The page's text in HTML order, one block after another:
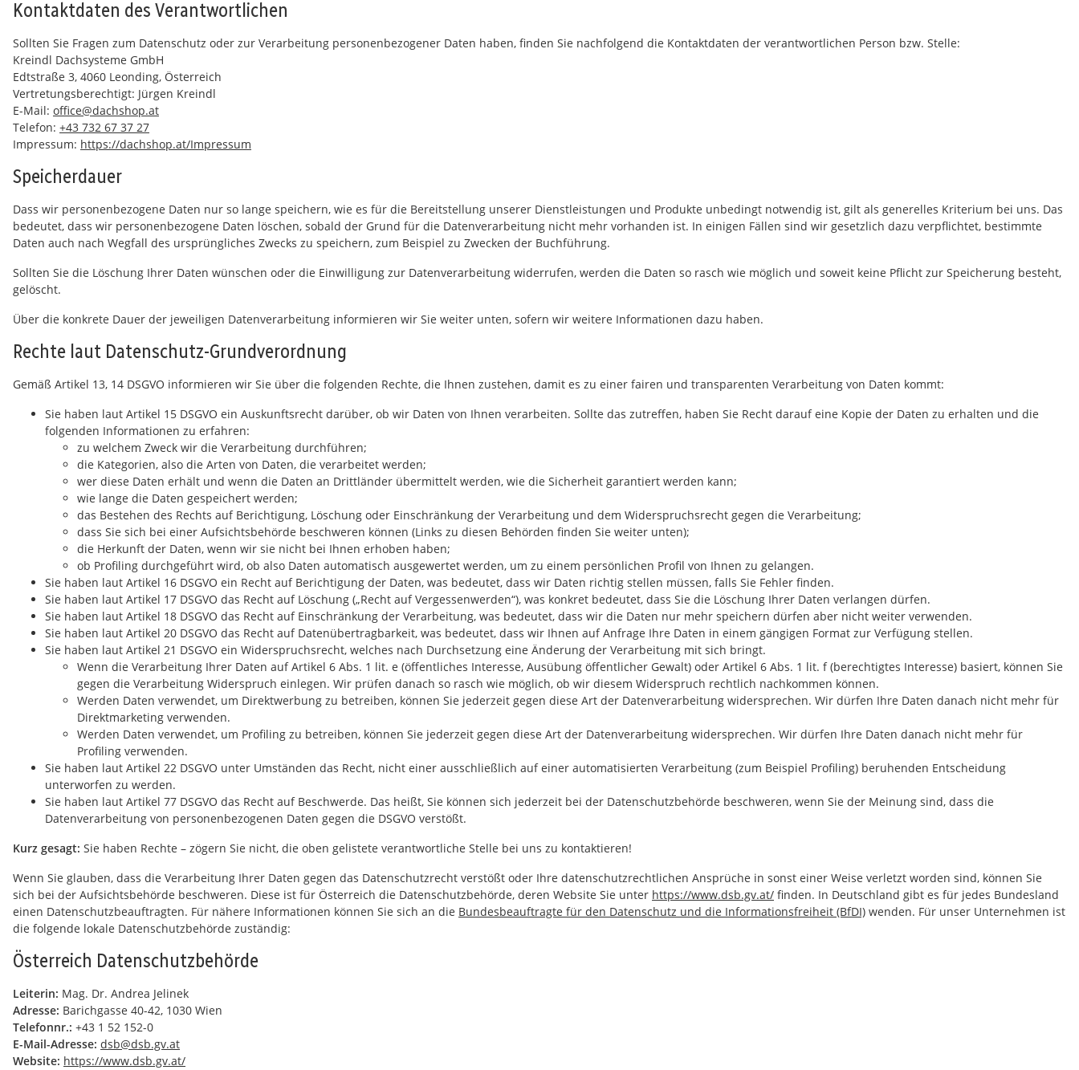
Kontaktdaten des Verantwortlichen
Sollten Sie Fragen zum Datenschutz oder zur Verarbeitung personenbezogener Daten haben, finden Sie nachfolgend die Kontaktdaten der verantwortlichen Person bzw. Stelle:
Kreindl Dachsysteme GmbH
Edtstraße 3, 4060 Leonding, Österreich
Vertretungsberechtigt: Jürgen Kreindl
E-Mail: office@dachshop.at
Telefon: +43 732 67 37 27
Impressum: https://dachshop.at/Impressum
Speicherdauer
Dass wir personenbezogene Daten nur so lange speichern, wie es für die Bereitstellung unserer Dienstleistungen und Produkte unbedingt notwendig ist, gilt als generelles Kriterium bei uns. Das
bedeutet, dass wir personenbezogene Daten löschen, sobald der Grund für die Datenverarbeitung nicht mehr vorhanden ist. In einigen Fällen sind wir gesetzlich dazu verpflichtet, bestimmte
Daten auch nach Wegfall des ursprüngliches Zwecks zu speichern, zum Beispiel zu Zwecken der Buchführung.
Sollten Sie die Löschung Ihrer Daten wünschen oder die Einwilligung zur Datenverarbeitung widerrufen, werden die Daten so rasch wie möglich und soweit keine Pflicht zur Speicherung besteht,
gelöscht.
Über die konkrete Dauer der jeweiligen Datenverarbeitung informieren wir Sie weiter unten, sofern wir weitere Informationen dazu haben.
Rechte laut Datenschutz-Grundverordnung
Gemäß Artikel 13, 14 DSGVO informieren wir Sie über die folgenden Rechte, die Ihnen zustehen, damit es zu einer fairen und transparenten Verarbeitung von Daten kommt:
Sie haben laut Artikel 15 DSGVO ein Auskunftsrecht darüber, ob wir Daten von Ihnen verarbeiten. Sollte das zutreffen, haben Sie Recht darauf eine Kopie der Daten zu erhalten und die
folgenden Informationen zu erfahren:
zu welchem Zweck wir die Verarbeitung durchführen;
die Kategorien, also die Arten von Daten, die verarbeitet werden;
wer diese Daten erhält und wenn die Daten an Drittländer übermittelt werden, wie die Sicherheit garantiert werden kann;
wie lange die Daten gespeichert werden;
das Bestehen des Rechts auf Berichtigung, Löschung oder Einschränkung der Verarbeitung und dem Widerspruchsrecht gegen die Verarbeitung;
dass Sie sich bei einer Aufsichtsbehörde beschweren können (Links zu diesen Behörden finden Sie weiter unten);
die Herkunft der Daten, wenn wir sie nicht bei Ihnen erhoben haben;
ob Profiling durchgeführt wird, ob also Daten automatisch ausgewertet werden, um zu einem persönlichen Profil von Ihnen zu gelangen.
Sie haben laut Artikel 16 DSGVO ein Recht auf Berichtigung der Daten, was bedeutet, dass wir Daten richtig stellen müssen, falls Sie Fehler finden.
Sie haben laut Artikel 17 DSGVO das Recht auf Löschung („Recht auf Vergessenwerden“), was konkret bedeutet, dass Sie die Löschung Ihrer Daten verlangen dürfen.
Sie haben laut Artikel 18 DSGVO das Recht auf Einschränkung der Verarbeitung, was bedeutet, dass wir die Daten nur mehr speichern dürfen aber nicht weiter verwenden.
Sie haben laut Artikel 20 DSGVO das Recht auf Datenübertragbarkeit, was bedeutet, dass wir Ihnen auf Anfrage Ihre Daten in einem gängigen Format zur Verfügung stellen.
Sie haben laut Artikel 21 DSGVO ein Widerspruchsrecht, welches nach Durchsetzung eine Änderung der Verarbeitung mit sich bringt.
Wenn die Verarbeitung Ihrer Daten auf Artikel 6 Abs. 1 lit. e (öffentliches Interesse, Ausübung öffentlicher Gewalt) oder Artikel 6 Abs. 1 lit. f (berechtigtes Interesse) basiert, können Sie
gegen die Verarbeitung Widerspruch einlegen. Wir prüfen danach so rasch wie möglich, ob wir diesem Widerspruch rechtlich nachkommen können.
Werden Daten verwendet, um Direktwerbung zu betreiben, können Sie jederzeit gegen diese Art der Datenverarbeitung widersprechen. Wir dürfen Ihre Daten danach nicht mehr für
Direktmarketing verwenden.
Werden Daten verwendet, um Profiling zu betreiben, können Sie jederzeit gegen diese Art der Datenverarbeitung widersprechen. Wir dürfen Ihre Daten danach nicht mehr für
Profiling verwenden.
Sie haben laut Artikel 22 DSGVO unter Umständen das Recht, nicht einer ausschließlich auf einer automatisierten Verarbeitung (zum Beispiel Profiling) beruhenden Entscheidung
unterworfen zu werden.
Sie haben laut Artikel 77 DSGVO das Recht auf Beschwerde. Das heißt, Sie können sich jederzeit bei der Datenschutzbehörde beschweren, wenn Sie der Meinung sind, dass die
Datenverarbeitung von personenbezogenen Daten gegen die DSGVO verstößt.
Kurz gesagt: Sie haben Rechte – zögern Sie nicht, die oben gelistete verantwortliche Stelle bei uns zu kontaktieren!
Wenn Sie glauben, dass die Verarbeitung Ihrer Daten gegen das Datenschutzrecht verstößt oder Ihre datenschutzrechtlichen Ansprüche in sonst einer Weise verletzt worden sind, können Sie
sich bei der Aufsichtsbehörde beschweren. Diese ist für Österreich die Datenschutzbehörde, deren Website Sie unter https://www.dsb.gv.at/ finden. In Deutschland gibt es für jedes Bundesland
einen Datenschutzbeauftragten. Für nähere Informationen können Sie sich an die Bundesbeauftragte für den Datenschutz und die Informationsfreiheit (BfDI) wenden. Für unser Unternehmen ist
die folgende lokale Datenschutzbehörde zuständig:
Österreich Datenschutzbehörde
Leiterin: Mag. Dr. Andrea Jelinek
Adresse: Barichgasse 40-42, 1030 Wien
Telefonnr.: +43 1 52 152-0
E-Mail-Adresse: dsb@dsb.gv.at
Website: https://www.dsb.gv.at/